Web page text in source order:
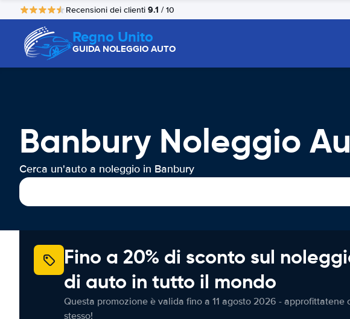
Recensioni dei clienti 9.1 / 10
Regno Unito
GUIDA NOLEGGIO AUTO
Banbury Noleggio
Cerca un'auto a noleggio in Banbury
Fino a 20% di sconto sul
di auto in tutto il mondo
Questa promozione è valida fino a 11 agosto 2026 - approfittatene
stesso!